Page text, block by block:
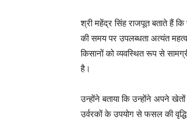
श्री महेंद्र सिंह राजपूत बताते हैं
की समय पर उपलब्धता अत्यंत
किसानों को व्यवस्थित रूप से
है।
उन्होंने बताया कि उन्होंने अपने
उर्वरकों के उपयोग से फसल की